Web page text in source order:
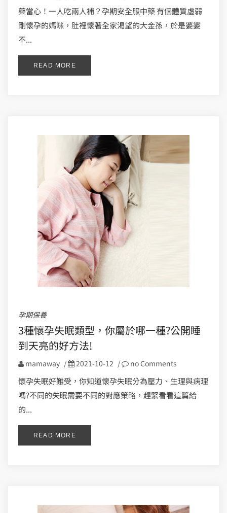
藥當心！一人吃兩人補？孕期安全服中藥 有個體質虛弱
剛懷孕的媽咪，肚裡懷著全家渴望的大金孫，於是婆婆
不...
READ MORE
孕期保養
3種懷孕失眠類型，你屬於哪一種?公開睡
到天亮的好方法!
mamaway / 2021-10-12 / no Comments
懷孕失眠好難受，你知道懷孕失眠分為壓力、生理與病理
嗎?不同的失眠需要不同的對應策略，趕緊看看這篇給
的...
READ MORE